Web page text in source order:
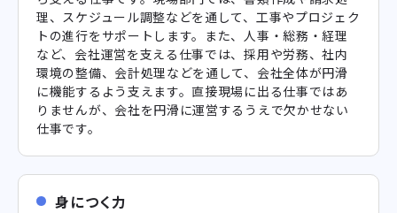
理、スケジュール調整などを通して、工事やプロジェク
トの進行をサポートします。また、人事・総務・経理
など、会社運営を支える仕事では、採用や労務、社内
環境の整備、会計処理などを通して、会社全体が円滑
に機能するよう支えます。直接現場に出る仕事ではあ
りませんが、会社を円滑に運営するうえで欠かせない
仕事です。
身につく力